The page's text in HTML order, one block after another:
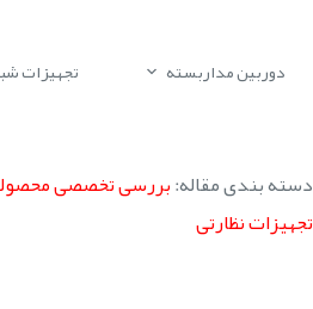
دوربین مداربسته تجهیزات
دسته بندی مقاله:بررسی تخصصی
تجهیزات نظارتی